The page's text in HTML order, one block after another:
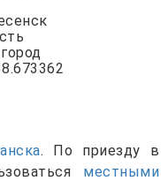
. По приезду в
местными